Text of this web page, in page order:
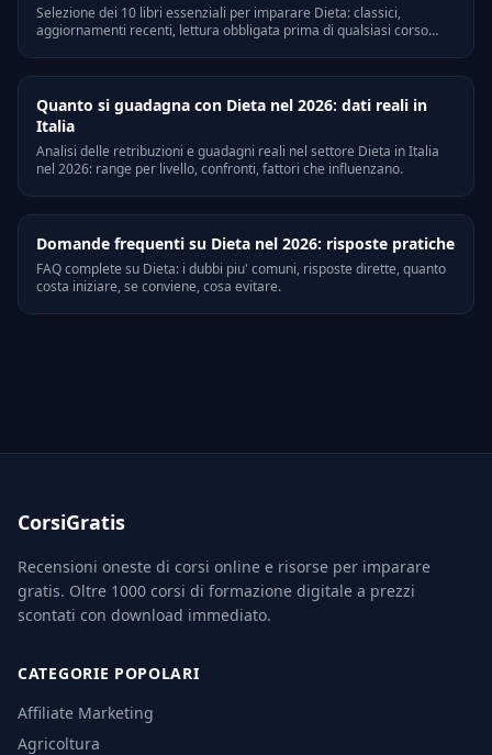
Selezione dei 10 libri essenziali per imparare Dieta: classici,
aggiornamenti recenti, lettura obbligata prima di qualsiasi corso
Quanto si guadagna con Dieta nel 2026: dati reali in
Italia
Analisi delle retribuzioni e guadagni reali nel settore Dieta in Italia
nel 2026: range per livello, confronti, fattori che influenzano.
Domande frequenti su Dieta nel 2026: risposte pratiche
FAQ complete su Dieta: i dubbi piu' comuni, risposte dirette, quanto
costa iniziare, se conviene, cosa evitare.
CorsiGratis
Recensioni oneste di corsi online e risorse per imparare
gratis. Oltre 1000 corsi di formazione digitale a prezzi
scontati con download immediato.
CATEGORIE POPOLARI
Affiliate Marketing
Agricoltura